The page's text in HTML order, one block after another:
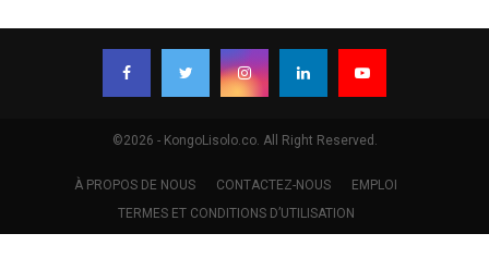
©2026 - KongoLisolo.co. All Right Reserved.
À PROPOS DE NOUS CONTACTEZ-NOUS
EMPLOI
TERMES ET CONDITIONS D’UTILISATION